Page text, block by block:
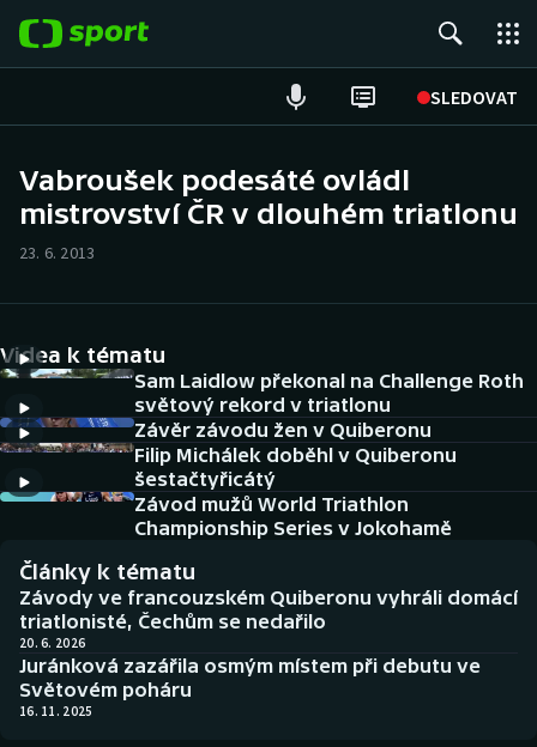
SLEDOVAT
Hokej
Cyklistika
DALŠÍ SPORTY
Americký fotbal
Basketbal
Biatlon
NEPŘEHLÉDNĚTE
Historické návraty
Aplikace ČT sport
Vabroušek podesáté ovládl
mistrovství ČR v dlouhém triatlonu
23. 6. 2013
Videa k tématu
Sam Laidlow překonal na Challenge Roth
světový rekord v triatlonu
Závěr závodu žen v Quiberonu
Filip Michálek doběhl v Quiberonu
šestačtyřicátý
Závod mužů World Triathlon
Championship Series v Jokohamě
Články k tématu
Závody ve francouzském Quiberonu vyhráli domácí
triatlonisté, Čechům se nedařilo
20. 6. 2026
Juránková zazářila osmým místem při debutu ve
Světovém poháru
16. 11. 2025